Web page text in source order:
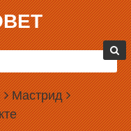
Мастрид
НА ВРАЧА,
РАБОТАМ
обязательным работам
провести своего мужа на